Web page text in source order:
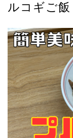
ルコギご飯